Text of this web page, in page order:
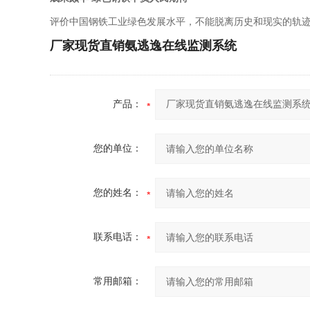
评价中国钢铁工业绿色发展水平，不能脱离历史和现实的轨
厂家现货直销氨逃逸在线监测系统
产品：
您的单位：
您的姓名：
联系电话：
常用邮箱：